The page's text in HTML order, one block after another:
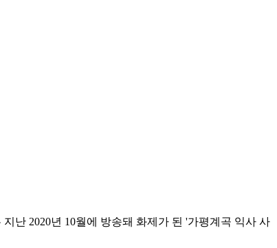
난 2020년 10월에 방송돼 화제가 된 '가평계곡 익사 사